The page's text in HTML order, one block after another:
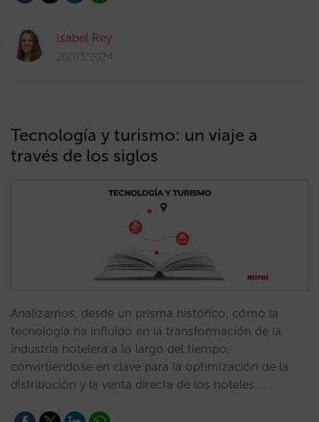
Isabel Rey
20/03/2024
Tecnología y turismo: un viaje a
través de los siglos
Analizamos, desde un prisma histórico, cómo la
tecnología ha influido en la transformación de la
industria hotelera a lo largo del tiempo,
convirtiéndose en clave para la optimización de la
distribución y la venta directa de los hoteles.…